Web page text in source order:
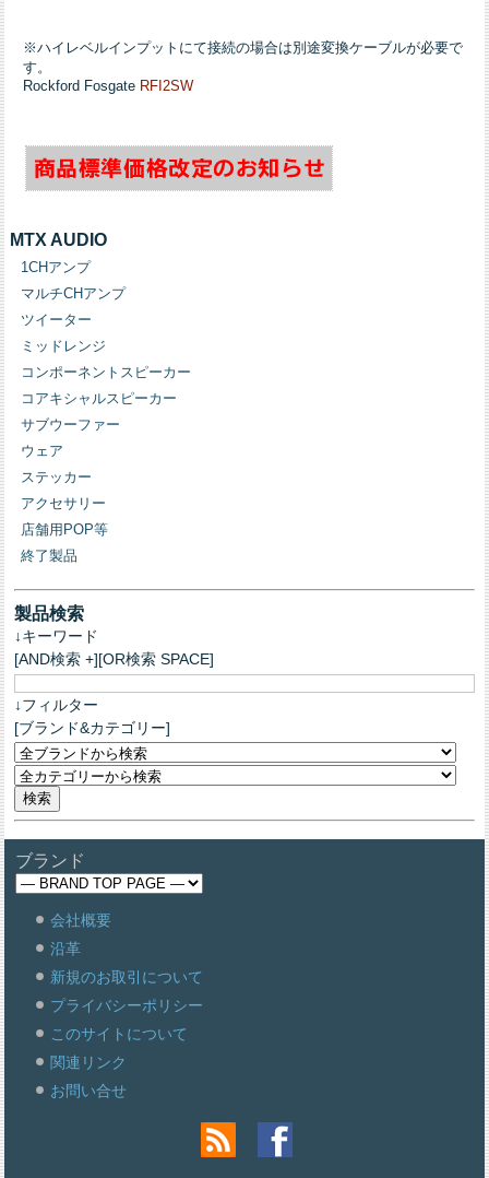
※ハイレベルインプットにて接続の場合は別途変換ケーブルが必要で
す。
Rockford Fosgate RFI2SW
MTX AUDIO
1CHアンプ
マルチCHアンプ
ツイーター
ミッドレンジ
コンポーネントスピーカー
コアキシャルスピーカー
サブウーファー
ウェア
ステッカー
アクセサリー
店舗用POP等
終了製品
製品検索
↓キーワード
[AND検索 +][OR検索 SPACE]
↓フィルター
[ブランド&カテゴリー]
ブランド
会社概要
沿革
新規のお取引について
プライバシーポリシー
このサイトについて
関連リンク
お問い合せ